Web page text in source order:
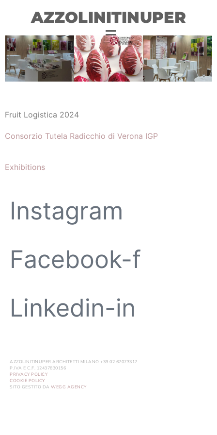
AZZOLINITINUPER
Fruit Logistica 2024
Consorzio Tutela Radicchio di Verona IGP
Exhibitions
Instagram
Facebook-f
Linkedin-in
AZZOLINITINUPER ARCHITETTI MILANO +39 02 67073317
P.IVA E C.F. 12437830156
PRIVACY POLICY
COOKIE POLICY
SITO GESTITO DA WEGG AGENCY